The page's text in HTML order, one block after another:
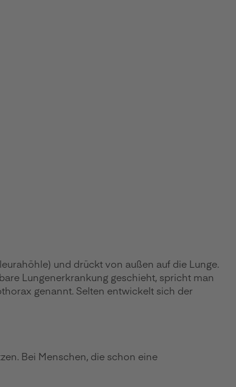
und drückt von außen auf die Lunge.
Lungenerkrankung geschieht, spricht man
genannt. Selten entwickelt sich der
Bei Menschen, die schon eine